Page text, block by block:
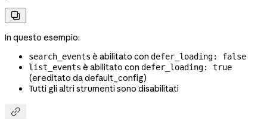

In questo esempio:
search_events è abilitato con defer_loading: false
list_events è abilitato con defer_loading: true
(ereditato da default_config)
Tutti gli altri strumenti sono disabilitati
